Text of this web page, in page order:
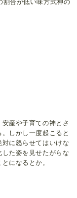
割合が低い味方式神の
産や子育ての神とさ
しかし一度起こると
に怒らせてはいけな
た姿を見せたがらな
になるとか。